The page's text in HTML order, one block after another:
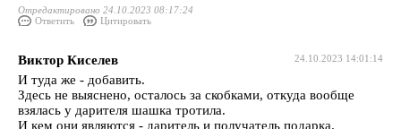
Отредактировано 24.10.2023 08:17:24
Ответить
Цитировать
24.10.2023 14:01:14
Виктор Киселев
И туда же - добавить.
Здесь не выяснено, осталось за скобками, откуда вообще
взялась у дарителя шашка тротила.
И кем они являются - даритель и получатель подарка.